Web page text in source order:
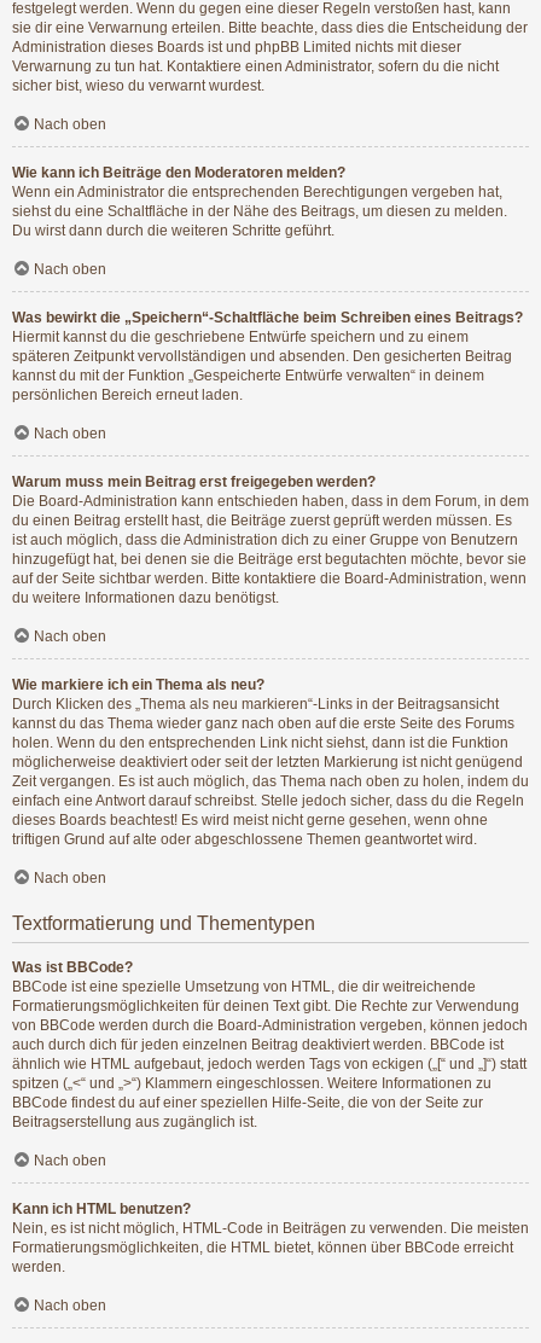
festgelegt werden. Wenn du gegen eine dieser Regeln verstoßen hast, kann
sie dir eine Verwarnung erteilen. Bitte beachte, dass dies die Entscheidung der
Administration dieses Boards ist und phpBB Limited nichts mit dieser
Verwarnung zu tun hat. Kontaktiere einen Administrator, sofern du die nicht
sicher bist, wieso du verwarnt wurdest.
Nach oben
Wie kann ich Beiträge den Moderatoren melden?
Wenn ein Administrator die entsprechenden Berechtigungen vergeben hat,
siehst du eine Schaltfläche in der Nähe des Beitrags, um diesen zu melden.
Du wirst dann durch die weiteren Schritte geführt.
Nach oben
Was bewirkt die „Speichern“-Schaltfläche beim Schreiben eines Beitrags?
Hiermit kannst du die geschriebene Entwürfe speichern und zu einem
späteren Zeitpunkt vervollständigen und absenden. Den gesicherten Beitrag
kannst du mit der Funktion „Gespeicherte Entwürfe verwalten“ in deinem
persönlichen Bereich erneut laden.
Nach oben
Warum muss mein Beitrag erst freigegeben werden?
Die Board-Administration kann entschieden haben, dass in dem Forum, in dem
du einen Beitrag erstellt hast, die Beiträge zuerst geprüft werden müssen. Es
ist auch möglich, dass die Administration dich zu einer Gruppe von Benutzern
hinzugefügt hat, bei denen sie die Beiträge erst begutachten möchte, bevor sie
auf der Seite sichtbar werden. Bitte kontaktiere die Board-Administration, wenn
du weitere Informationen dazu benötigst.
Nach oben
Wie markiere ich ein Thema als neu?
Durch Klicken des „Thema als neu markieren“-Links in der Beitragsansicht
kannst du das Thema wieder ganz nach oben auf die erste Seite des Forums
holen. Wenn du den entsprechenden Link nicht siehst, dann ist die Funktion
möglicherweise deaktiviert oder seit der letzten Markierung ist nicht genügend
Zeit vergangen. Es ist auch möglich, das Thema nach oben zu holen, indem du
einfach eine Antwort darauf schreibst. Stelle jedoch sicher, dass du die Regeln
dieses Boards beachtest! Es wird meist nicht gerne gesehen, wenn ohne
triftigen Grund auf alte oder abgeschlossene Themen geantwortet wird.
Nach oben
Textformatierung und Thementypen
Was ist BBCode?
BBCode ist eine spezielle Umsetzung von HTML, die dir weitreichende
Formatierungsmöglichkeiten für deinen Text gibt. Die Rechte zur Verwendung
von BBCode werden durch die Board-Administration vergeben, können jedoch
auch durch dich für jeden einzelnen Beitrag deaktiviert werden. BBCode ist
ähnlich wie HTML aufgebaut, jedoch werden Tags von eckigen („[“ und „]“) statt
spitzen („<“ und „>“) Klammern eingeschlossen. Weitere Informationen zu
BBCode findest du auf einer speziellen Hilfe-Seite, die von der Seite zur
Beitragserstellung aus zugänglich ist.
Nach oben
Kann ich HTML benutzen?
Nein, es ist nicht möglich, HTML-Code in Beiträgen zu verwenden. Die meisten
Formatierungsmöglichkeiten, die HTML bietet, können über BBCode erreicht
werden.
Nach oben